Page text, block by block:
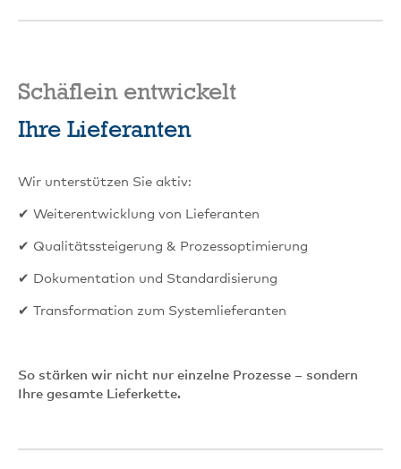
Schäflein entwickelt
Ihre Lieferanten
Wir unterstützen Sie aktiv:
✔ Weiterentwicklung von Lieferanten
✔ Qualitätssteigerung & Prozessoptimierung
✔ Dokumentation und Standardisierung
✔ Transformation zum Systemlieferanten
So stärken wir nicht nur einzelne Prozesse – sondern
Ihre gesamte Lieferkette.